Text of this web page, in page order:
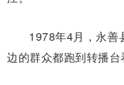
1978年4月，永善
边的群众都跑到转播台